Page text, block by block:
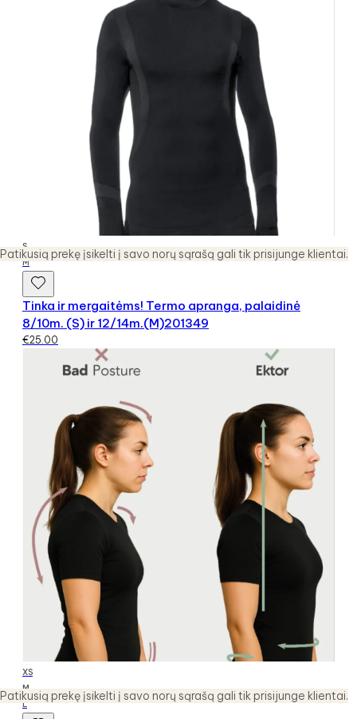
Patikusią prekę įsikelti į savo norų sąrašą gali tik prisijunge klientai.
Patikusią prekę įsikelti į savo norų sąrašą gali tik prisijunge klientai.
S
M
Tinka ir mergaitėms! Termo apranga, palaidinė
8/10m. (S) ir 12/14m.(M)201349
€25.00
XS
M
L